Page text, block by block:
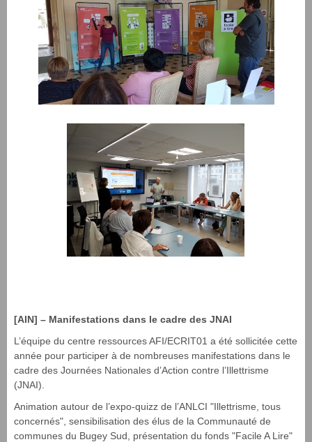
[AIN] – Manifestations dans le cadre des JNAI
L’équipe du centre ressources AFI/ECRIT01 a été sollicitée cette
année pour participer à de nombreuses manifestations dans le
cadre des Journées Nationales d’Action contre l’Illettrisme
(JNAI).
Animation autour de l’expo-quizz de l’ANLCI "Illettrisme, tous
concernés", sensibilisation des élus de la Communauté de
communes du Bugey Sud, présentation du fonds "Facile A Lire"